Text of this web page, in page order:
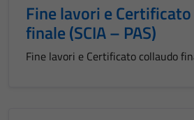
Fine lavori e
finale (SCIA – PAS)
Fine lavori e Certificato collaudo